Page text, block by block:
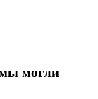
могли